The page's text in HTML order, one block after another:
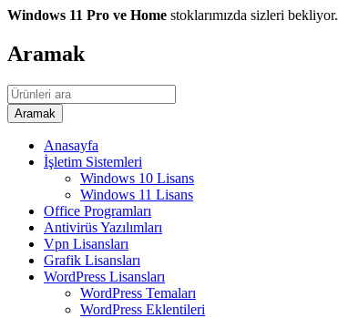
Windows 11 Pro ve Home stoklarımızda sizleri bekliyor.
Aramak
Anasayfa
İşletim Sistemleri
Windows 10 Lisans
Windows 11 Lisans
Office Programları
Antivirüs Yazılımları
Vpn Lisansları
Grafik Lisansları
WordPress Lisansları
WordPress Temaları
WordPress Eklentileri